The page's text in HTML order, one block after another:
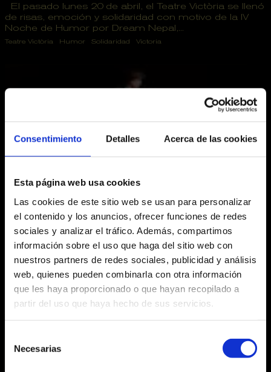
Consentimiento Detalles Acerca de las cookies
Esta página web usa cookies
Las cookies de este sitio web se usan para personalizar
el contenido y los anuncios, ofrecer funciones de redes
sociales y analizar el tráfico. Además, compartimos
información sobre el uso que haga del sitio web con
nuestros partners de redes sociales, publicidad y análisis
web, quienes pueden combinarla con otra información
que les haya proporcionado o que hayan recopilado a
partir del uso que haya hecho de sus servicios.
Necesarias
El pasado lunes 20 de abril, el Teatre Victòria se llenó
de risas, emoción y solidaridad con motivo de la IV
Noche de Humor por Dream Nepal,...
Teatre Victòria Humor Solidaridad Victoria
16.03.2026
Ramon Mirabet presenta su nuevo libro en el
Teatre Victòria
Ramon Mirabet visitó el Teatre Victòria para
presentar su nuevo libro Per sempre més en un
evento cercano, emotivo y lleno de complicidad...